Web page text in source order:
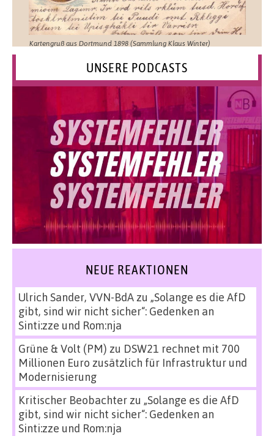
Kartengruß aus Dortmund 1898 (Sammlung Klaus Winter)
UNSERE PODCASTS
NEUE REAKTIONEN
Ulrich Sander, VVN-BdAzu „Solange es die AfD
gibt, sind wir nicht sicher“: Gedenken an
Sinti:zze und Rom:nja
Grüne & Volt (PM) zu DSW21 rechnet mit 700
Millionen Euro zusätzlich für Infrastruktur und
Modernisierung
Kritischer Beobachterzu „Solange es die AfD
gibt, sind wir nicht sicher“: Gedenken an
Sinti:zze und Rom:nja